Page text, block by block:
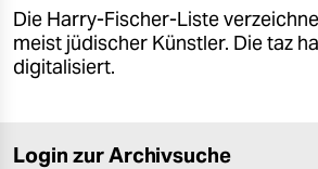
Die Harry-Fischer-Liste
meist jüdischer Künstler. Die taz
digitalisiert.
Login zur Archivsuche